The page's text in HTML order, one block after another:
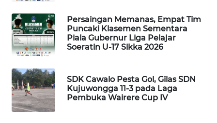
Persaingan Memanas, Empat Tim
Puncaki Klasemen Sementara
Piala Gubernur Liga Pelajar
Soeratin U-17 Sikka 2026
SDK Cawalo Pesta Gol, Gilas SDN
Kujuwongga 11-3 pada Laga
Pembuka Wairere Cup IV
MASYARAKAT
KELISTRIKAN
WALINKI
ID
MAWAKA
ID